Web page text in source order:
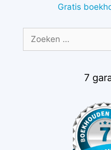
Gratis
naar:
7